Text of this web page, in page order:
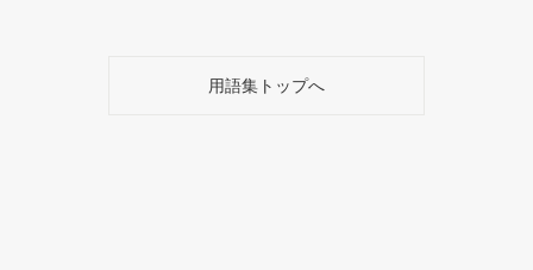
用語集トップへ